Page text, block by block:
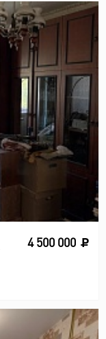
4 500 000